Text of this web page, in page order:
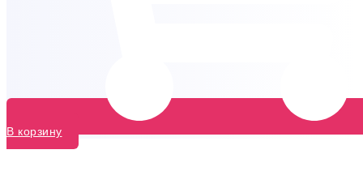
В корзину